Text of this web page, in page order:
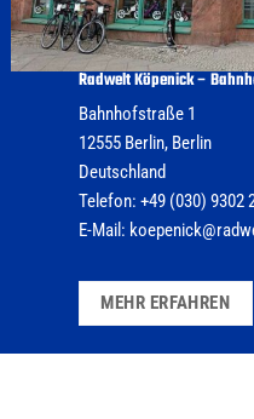
Radwelt Köpenick –
Bahnhofstraße 1
12555Berlin, Berlin
Deutschland
Telefon: +49 (030) 9302
E-Mail:
MEHR ERFAHREN